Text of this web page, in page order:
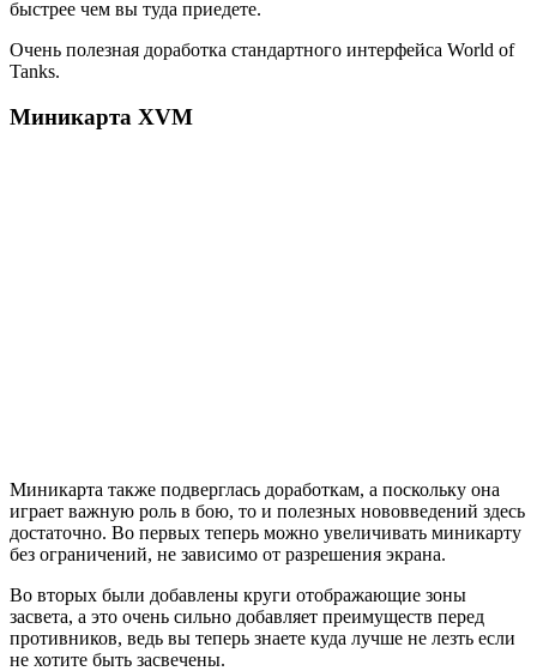
быстрее чем вы туда приедете.
Очень полезная доработка стандартного интерфейса World of
Tanks.
Миникарта XVM
Миникарта также подверглась доработкам, а поскольку она
играет важную роль в бою, то и полезных нововведений здесь
достаточно. Во первых теперь можно увеличивать миникарту
без ограничений, не зависимо от разрешения экрана.
Во вторых были добавлены круги отображающие зоны
засвета, а это очень сильно добавляет преимуществ перед
противников, ведь вы теперь знаете куда лучше не лезть если
не хотите быть засвечены.